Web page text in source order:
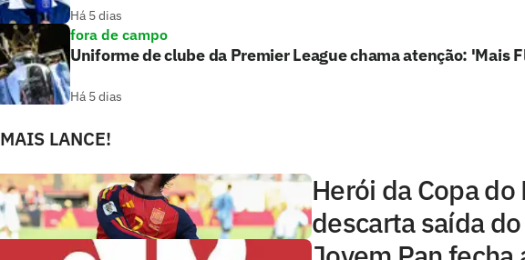
Há 5 dias
fora de campo
Uniforme de clube da Premier League chama atenção: 'Mais
Há 5 dias
MAIS LANCE!
Herói da Copa
descarta saída